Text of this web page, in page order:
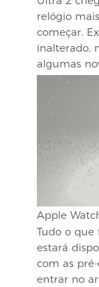
relógio
começar.
inalterado,
algumas
Apple
Tudo o que
estará
com as
entrar no